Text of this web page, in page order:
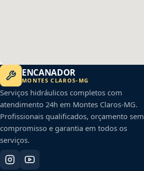
ENCANADOR
MONTES CLAROS- MG
Serviços hidráulicos completos com
atendimento 24h em Montes Claros-MG.
Profissionais qualificados, orçamento sem
compromisso e garantia em todos os
serviços.